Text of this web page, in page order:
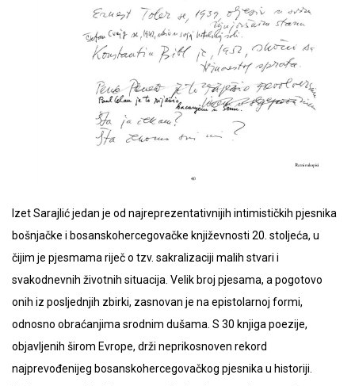
Izet Sarajlić jedan je od najreprezentativnijih intimističkih pjesnika
bošnjačke i bosanskohercegovačke književnosti 20. stoljeća, u
čijim je pjesmama riječ o tzv. sakralizaciji malih stvari i
svakodnevnih životnih situacija. Velik broj pjesama, a pogotovo
onih iz posljednjih zbirki, zasnovan je na epistolarnoj formi,
odnosno obraćanjima srodnim dušama. S 30 knjiga poezije,
objavljenih širom Evrope, drži neprikosnoven rekord
najprevođenijeg bosanskohercegovačkog pjesnika u historiji.